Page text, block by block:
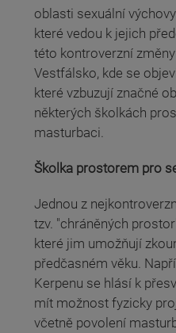
oblasti sexuální
které vedou k jejich
této kontroverzní
Vestfálsko, kde se
které vzbuzují značné
některých školkách
masturbaci.
Školka prostorem pro
Jednou z
tzv. "chráněných
které jim umožňují
předčasném věku.
Kerpenu se hlásí k
mít možnost fyzicky
včetně povolení